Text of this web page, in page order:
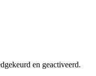
en geactiveerd.